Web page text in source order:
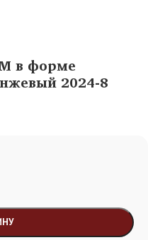
в форме
2024-8